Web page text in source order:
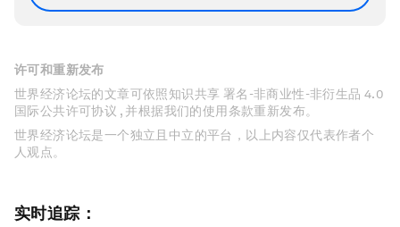
许可和重新发布
世界经济论坛的文章可依照知识共享 署名-非商业性-非衍生品 4.0
国际公共许可协议 , 并根据我们的使用条款重新发布。
世界经济论坛是一个独立且中立的平台，以上内容仅代表作者个
人观点。
实时追踪：